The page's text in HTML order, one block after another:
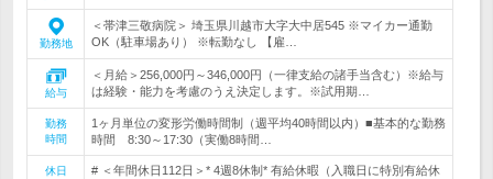
勤務地
＜帯津三敬病院＞ 埼玉県川越市大字大中居545 ※マイカー通勤
OK（駐車場あり） ※転勤なし 【雇…
給与
＜月給＞256,000円～346,000円（一律支給の諸手当含む）※給与
は経験・能力を考慮のうえ決定します。※試用期…
勤務
時間
1ヶ月単位の変形労働時間制（週平均40時間以内）■基本的な勤務
時間 8:30～17:30（実働8時間…
休日
# ＜年間休日112日＞* 4週8休制* 有給休暇（入職日に特別有給休